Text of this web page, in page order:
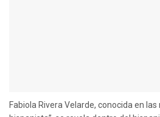
Fabiola Rivera Velarde, conocida en